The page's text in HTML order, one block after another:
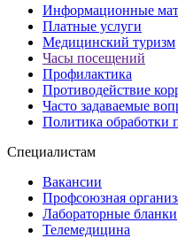
Информационные
Платные услуги
Медицинский туризм
Часы посещений
Профилактика
Противодействие
Часто задаваемые
Политика обработки
Специалистам
Вакансии
Профсоюзная
Лабораторные бланки
Телемедицина